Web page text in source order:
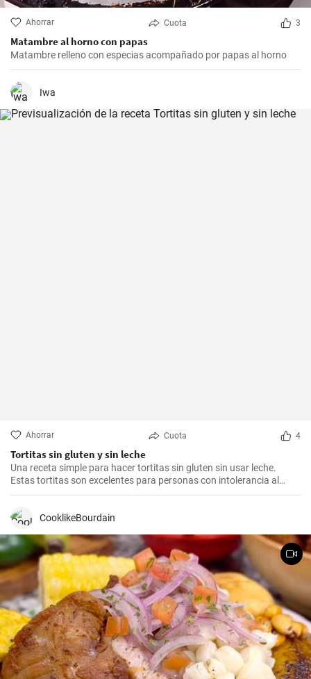
Ahorrar Cuota 3
Matambre al horno con papas
Matambre relleno con especias acompañado por papas al horno
Iwa
Ahorrar Cuota 4
Tortitas sin gluten y sin leche
Una receta simple para hacer tortitas sin gluten sin usar leche.
Estas tortitas son excelentes para personas con intolerancia al
gluten o la lactosa.
CooklikeBourdain